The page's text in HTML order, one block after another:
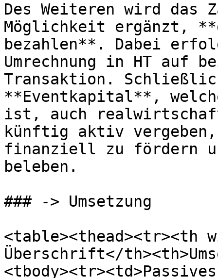
Des Weiteren wird das
Möglichkeit ergänzt,
bezahlen**. Dabei
Umrechnung in HT auf
Transaktion.
**Eventkapital**,
ist, auch
künftig aktiv vergeben,
finanziell zu fördern
beleben.
### -> Umsetzung
<table><thead><tr><th
Überschrift</